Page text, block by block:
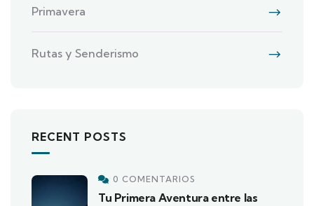
Primavera
Rutas y Senderismo
RECENT POSTS
0 COMENTARIOS
Tu Primera Aventura entre las